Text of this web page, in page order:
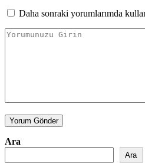
Daha sonraki yorumlarımda
Yorum Gönder
Ara
Ara